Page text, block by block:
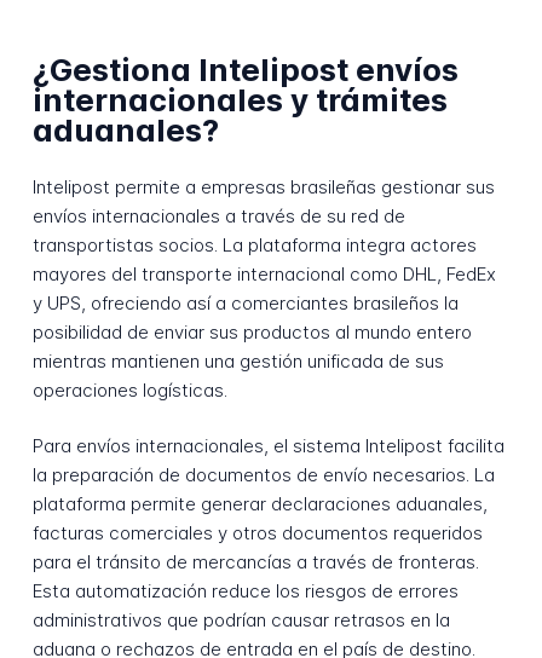
¿Gestiona Intelipost envíos
internacionales y trámites
aduanales?
Intelipost permite a empresas brasileñas gestionar sus
envíos internacionales a través de su red de
transportistas socios. La plataforma integra actores
mayores del transporte internacional como DHL, FedEx
y UPS, ofreciendo así a comerciantes brasileños la
posibilidad de enviar sus productos al mundo entero
mientras mantienen una gestión unificada de sus
operaciones logísticas.
Para envíos internacionales, el sistema Intelipost facilita
la preparación de documentos de envío necesarios. La
plataforma permite generar declaraciones aduanales,
facturas comerciales y otros documentos requeridos
para el tránsito de mercancías a través de fronteras.
Esta automatización reduce los riesgos de errores
administrativos que podrían causar retrasos en la
aduana o rechazos de entrada en el país de destino.